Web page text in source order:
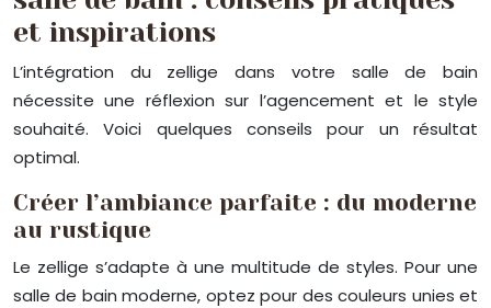
et inspirations
L’intégration du zellige dans votre salle de bain
nécessite une réflexion sur l’agencement et le style
souhaité. Voici quelques conseils pour un résultat
optimal.
Créer l’ambiance parfaite : du moderne
au rustique
Le zellige s’adapte à une multitude de styles. Pour une
salle de bain moderne, optez pour des couleurs unies et